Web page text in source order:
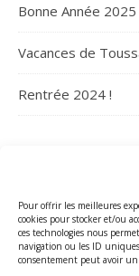
Pour offrir les meilleures
cookies pour stocker et/ou
ces technologies nous
navigation ou les ID
consentement peut avoir
Bonne Année 2025
Vacances de
Rentrée 2024 !
Archives